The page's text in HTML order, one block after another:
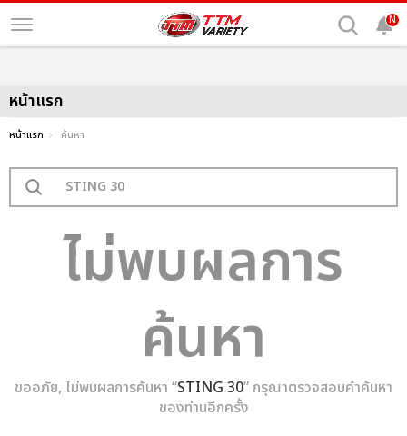
N
หน้าแรก
หน้าแรก ค้นหา
ไม่พบผลการ
ค้นหา
ขออภัย, ไม่พบผลการค้นหา “STING 30” กรุณาตรวจสอบคำค้นหา
ของท่านอีกครั้ง